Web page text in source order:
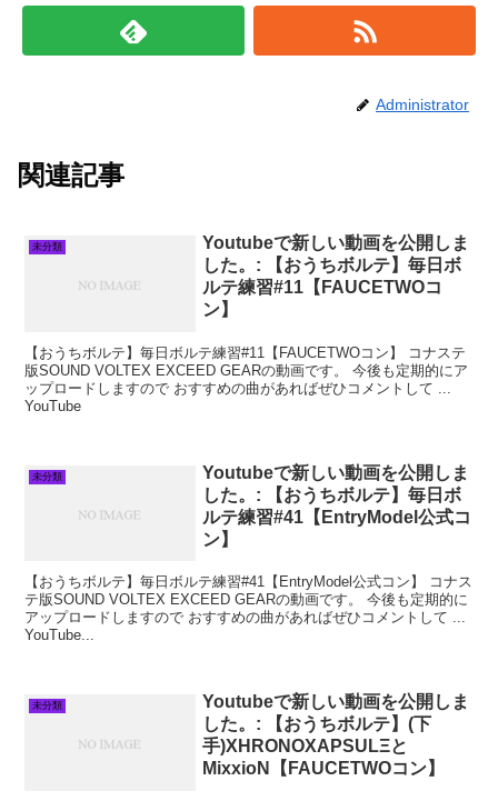
Administrator
関連記事
未分類
Youtubeで新しい動画を公開しま
した。: 【おうちボルテ】毎日ボ
ルテ練習#11【FAUCETWOコ
ン】
【おうちボルテ】毎日ボルテ練習#11【FAUCETWOコン】 コナステ
版SOUND VOLTEX EXCEED GEARの動画です。 今後も定期的にア
ップロードしますので おすすめの曲があればぜひコメントして ...
YouTube
未分類
Youtubeで新しい動画を公開しま
した。: 【おうちボルテ】毎日ボ
ルテ練習#41【EntryModel公式コ
ン】
【おうちボルテ】毎日ボルテ練習#41【EntryModel公式コン】 コナス
テ版SOUND VOLTEX EXCEED GEARの動画です。 今後も定期的に
アップロードしますので おすすめの曲があればぜひコメントして ...
YouTube...
未分類
Youtubeで新しい動画を公開しま
した。: 【おうちボルテ】(下
手)XHRONOXAPSULΞと
MixxioN【FAUCETWOコン】